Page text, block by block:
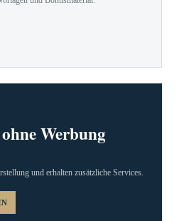
Werbung
und erhalten zusätzliche Services.